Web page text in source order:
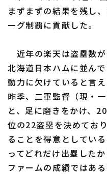
まずまずの結果を残し
ーグ制覇に貢献した。
近年の楽天は盗塁数
北海道日本ハムに並ん
動力に欠けていると言
昨季、二軍監督（現・
と、足に磨きをかけ、
位の22盗塁を決めてお
ることを得意としてい
ってどれだけ出塁した
ファームの成績ではあ